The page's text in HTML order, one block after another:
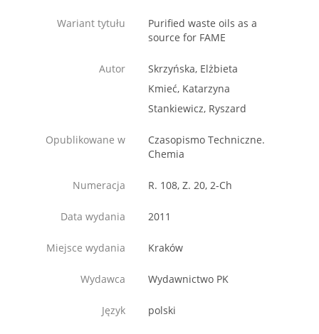
Wariant tytułu
Purified waste oils as a
source for FAME
Autor
Skrzyńska, Elżbieta
Kmieć, Katarzyna
Stankiewicz, Ryszard
Opublikowane w
Czasopismo Techniczne.
Chemia
Numeracja R. 108, Z. 20, 2-Ch
Data wydania 2011
Miejsce wydania Kraków
Wydawca Wydawnictwo PK
Język polski